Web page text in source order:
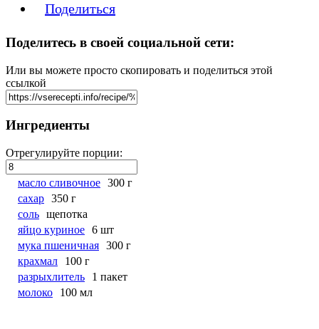
Поделиться
Поделитесь в своей социальной сети:
Или вы можете просто скопировать и поделиться этой
ссылкой
Ингредиенты
Отрегулируйте порции:
300 г
масло сливочное
350 г
сахар
щепотка
соль
6 шт
яйцо куриное
300 г
мука пшеничная
100 г
крахмал
1 пакет
разрыхлитель
100 мл
молоко